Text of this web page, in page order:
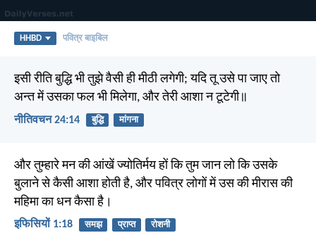
HHBD पवित्र बाइबिल
इसी रीति बुद्धि भी तुझे वैसी ही मीठी लगेगी; यदि तू उसे पा जाए तो
अन्त में उसका फल भी मिलेगा, और तेरी आशा न टूटेगी॥
नीतिवचन 24:14 बुद्धि मांगना
और तुम्हारे मन की आंखें ज्योतिर्मय हों कि तुम जान लो कि उसके
बुलाने से कैसी आशा होती है, और पवित्र लोगों में उस की मीरास की
महिमा का धन कैसा है।
इफिसियों 1:18 समझ प्राप्त रोशनी